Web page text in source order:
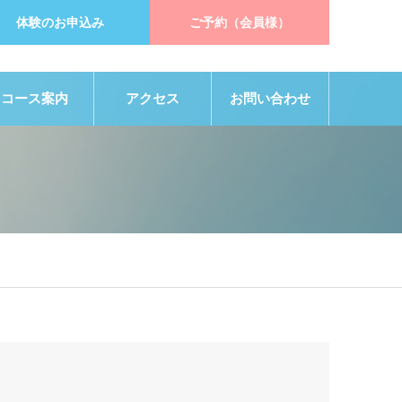
体験のお申込み ご予約（会員様）
コース案内 アクセス お問い合わせ